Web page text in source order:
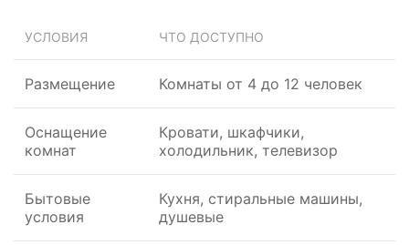
УСЛОВИЯ ЧТО ДОСТУПНО
Размещение Комнаты от 4 до 12 человек
Оснащение
комнат
Кровати, шкафчики,
холодильник, телевизор
Бытовые
условия
Кухня, стиральные машины,
душевые